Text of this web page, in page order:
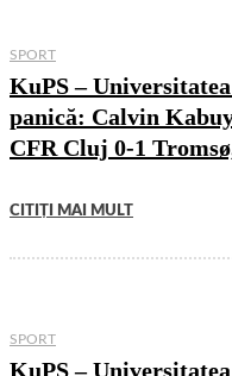
SPORT
KuPS –
panică: Calvin
CFR Cluj 0-1
CITIȚI MAI MULT
SPORT
KuPS –